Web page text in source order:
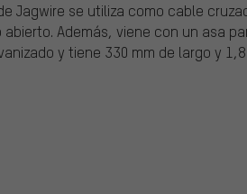
Jagwire se utiliza como cable
Además, viene con un asa
y tiene 330 mm de largo y